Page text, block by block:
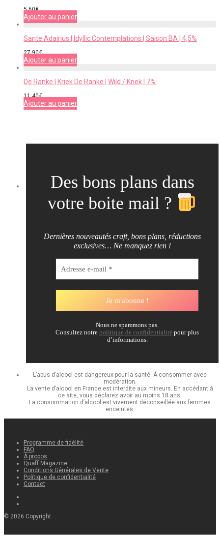
5,60€
Ajouter au panier
Sante Adairius | Idyllic Contemplations | Saison BA | 4,5%
27,90€
Ajouter au panier
De Ranke | Kriek De Ranke | Wild / Kriek | 7%
11,40€
Ajouter au panier
Des bons plans dans
votre boite mail ?
Dernières nouveautés craft, bons plans, réductions
exclusives… Ne manquez rien !
Nous ne spammons pas.
Consultez notre politique de confidentialité pour plus
d’informations.
L’abus d’alcool est dangereux pour la santé. À consommer avec
modération.
La vente d’alcool en France est interdite aux mineurs. En accédant à
ce site, vous déclarez avoir au moins 18 ans.
La consommation d’alcool est vivement déconseillée aux femmes
enceintes.
Programme de fidélité
FAQ
À propos
Quaff Magazine
Conditions Générales de Vente
Politique de confidentialité
Contact
© 2026 Copyright